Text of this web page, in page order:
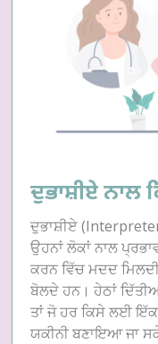
ਦੁਭਾਸ਼ੀਏ ਨਾਲ
ਦੁਭਾਸ਼ੀਏ
ਉਹਨਾਂ ਲੋਕਾਂ ਨਾਲ
ਕਰਨ ਵਿੱਚ ਮਦਦ
ਬੋਲਦੇ ਹਨ। ਹੇਠਾਂ
ਤਾਂ ਜੋ ਹਰ ਕਿਸੇ ਲਈ
ਯਕੀਨੀ ਬਣਾਇਆ ਜਾ